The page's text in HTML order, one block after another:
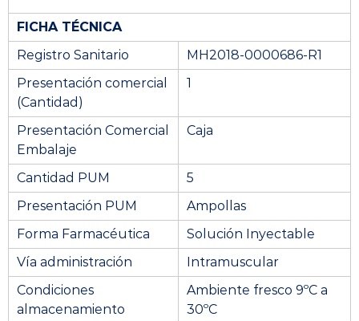
FICHA TÉCNICA
Registro Sanitario
MH2018-0000686-R1
Presentación comercial
(Cantidad)
1
Presentación Comercial
Embalaje
Caja
Cantidad PUM
5
Presentación PUM
Ampollas
Forma Farmacéutica
Solución Inyectable
Vía administración
Intramuscular
Condiciones
almacenamiento
Ambiente fresco 9ºC a
30ºC